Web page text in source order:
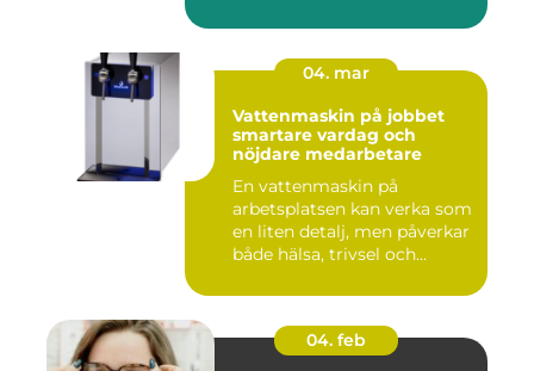
04. mar
Vattenmaskin på jobbet
smartare vardag och
nöjdare medarbetare
En vattenmaskin på
arbetsplatsen kan verka som
en liten detalj, men påverkar
både hälsa, trivsel och...
04. feb